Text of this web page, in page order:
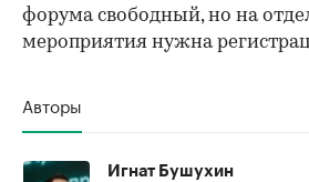
форума свободный, но на
мероприятия нужна
Авторы
Игнат Бушухин